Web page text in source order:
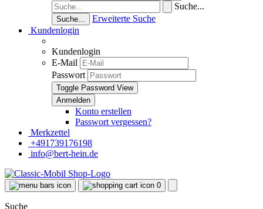
Suche...
Suche...
Erweiterte Suche
Kundenlogin
Kundenlogin
E-Mail
Passwort
Toggle Password View
Konto erstellen
Passwort vergessen?
Merkzettel
+491739176198
info@bert-hein.de
0
Suche